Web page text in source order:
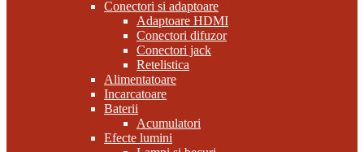
Conectori si adaptoare
Adaptoare HDMI
Conectori difuzor
Conectori jack
Retelistica
Alimentatoare
Incarcatoare
Baterii
Acumulatori
Efecte lumini